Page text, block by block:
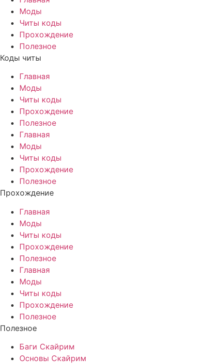
Моды
Читы коды
Прохождение
Полезное
Коды читы
Главная
Моды
Читы коды
Прохождение
Полезное
Главная
Моды
Читы коды
Прохождение
Полезное
Прохождение
Главная
Моды
Читы коды
Прохождение
Полезное
Главная
Моды
Читы коды
Прохождение
Полезное
Полезное
Баги Скайрим
Основы Скайрим